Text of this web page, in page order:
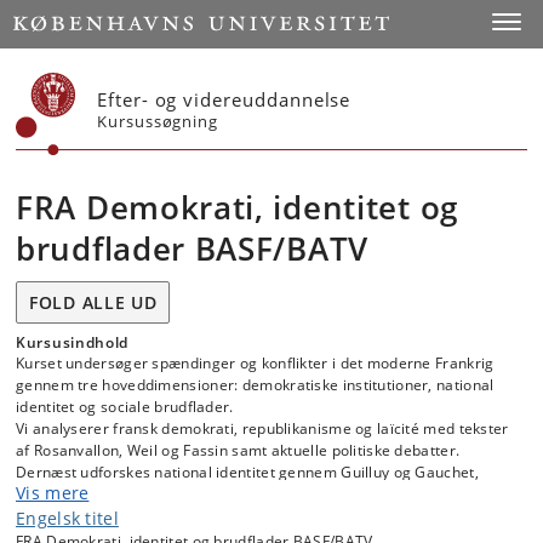
Start
Efter- og videreuddannelse
Kursussøgning
FRA Demokrati, identitet og
brudflader BASF/BATV
FOLD ALLE UD
Kursusindhold
Kurset undersøger spændinger og konflikter i det moderne Frankrig
gennem tre hoveddimensioner: demokratiske institutioner, national
identitet og sociale brudflader.
Vi analyserer fransk demokrati, republikanisme og laïcité med tekster
af Rosanvallon, Weil og Fassin samt aktuelle politiske debatter.
Dernæst udforskes national identitet gennem Guilluy og Gauchet,
suppleret af litterære og filmiske værker som
douceog Soumission
konflikter, herunder gule veste-bevægelsen, via Fourquet, Slimani og
Vis mere
Engelsk titel